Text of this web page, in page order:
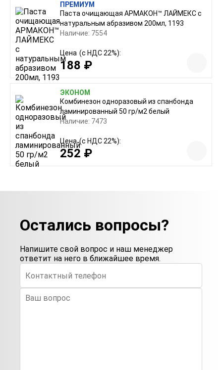
ПРЕМИУМ
Паста очищающая АРМАКОН™ ЛАЙМЕКС с
натуральным абразивом 200мл, 1193
Наличие: 7554
Цена (с НДС 22%):
188 ₽
ЭКОНОМ
Комбинезон одноразовый из спанбонда
ламинированный 50 гр/м2 белый
Наличие: 7473
Цена (с НДС 22%):
252 ₽
Остались вопросы?
Напишите свой вопрос и наш менеджер
ответит на него в ближайшее время.